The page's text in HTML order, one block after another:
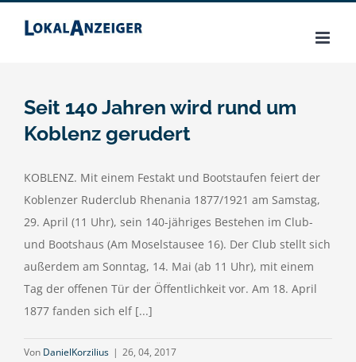
Inhalt
Seit 140 Jahren wird rund um
Koblenz gerudert
KOBLENZ. Mit einem Festakt und Bootstaufen feiert der
Koblenzer Ruderclub Rhenania 1877/1921 am Samstag,
29. April (11 Uhr), sein 140-jähriges Bestehen im Club-
und Bootshaus (Am Moselstausee 16). Der Club stellt sich
außerdem am Sonntag, 14. Mai (ab 11 Uhr), mit einem
Tag der offenen Tür der Öffentlichkeit vor. Am 18. April
1877 fanden sich elf [...]
Von DanielKorzilius | 26, 04, 2017